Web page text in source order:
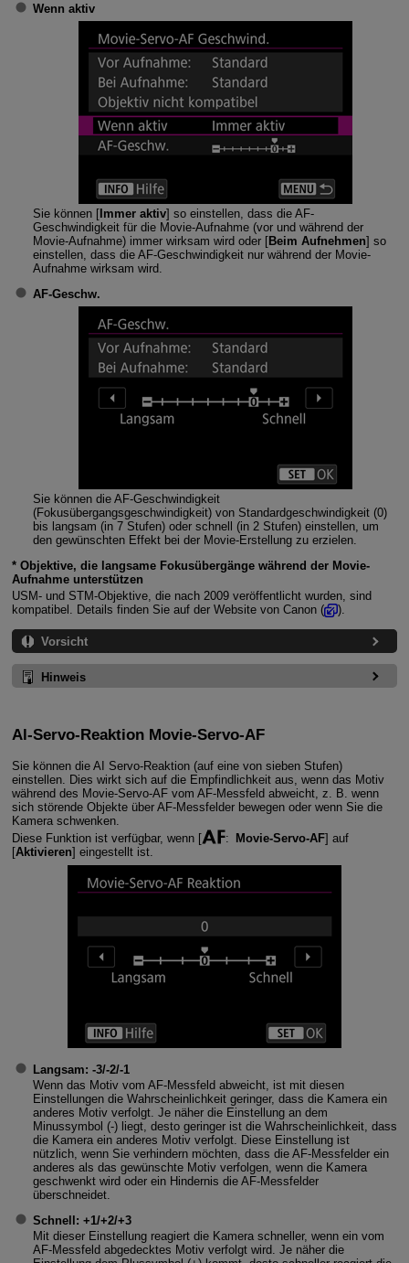
Wenn aktiv
Sie können [Immer aktiv] so einstellen, dass die AF-
Geschwindigkeit für die Movie-Aufnahme (vor und während der
Movie-Aufnahme) immer wirksam wird oder [Beim Aufnehmen] so
einstellen, dass die AF-Geschwindigkeit nur während der Movie-
Aufnahme wirksam wird.
AF-Geschw.
Sie können die AF-Geschwindigkeit
(Fokusübergangsgeschwindigkeit) von Standardgeschwindigkeit (0)
bis langsam (in 7 Stufen) oder schnell (in 2 Stufen) einstellen, um
den gewünschten Effekt bei der Movie-Erstellung zu erzielen.
* Objektive, die langsame Fokusübergänge während der Movie-
Aufnahme unterstützen
USM- und STM-Objektive, die nach 2009 veröffentlicht wurden, sind
kompatibel. Details finden Sie auf der Website von Canon (
).
Vorsicht
Hinweis
Al-Servo-Reaktion Movie-Servo-AF
Sie können die AI Servo-Reaktion (auf eine von sieben Stufen)
einstellen. Dies wirkt sich auf die Empfindlichkeit aus, wenn das Motiv
während des Movie-Servo-AF vom AF-Messfeld abweicht, z. B. wenn
sich störende Objekte über AF-Messfelder bewegen oder wenn Sie die
Kamera schwenken.
Diese Funktion ist verfügbar, wenn [
: Movie-Servo-AF] auf
[Aktivieren] eingestellt ist.
Langsam: -3/-2/-1
Wenn das Motiv vom AF-Messfeld abweicht, ist mit diesen
Einstellungen die Wahrscheinlichkeit geringer, dass die Kamera ein
anderes Motiv verfolgt. Je näher die Einstellung an dem
Minussymbol (-) liegt, desto geringer ist die Wahrscheinlichkeit, dass
die Kamera ein anderes Motiv verfolgt. Diese Einstellung ist
nützlich, wenn Sie verhindern möchten, dass die AF-Messfelder ein
anderes als das gewünschte Motiv verfolgen, wenn die Kamera
geschwenkt wird oder ein Hindernis die AF-Messfelder
überschneidet.
Schnell : +1/+2/+3
Mit dieser Einstellung reagiert die Kamera schneller, wenn ein vom
AF-Messfeld abgedecktes Motiv verfolgt wird. Je näher die